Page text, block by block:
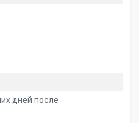
дней после